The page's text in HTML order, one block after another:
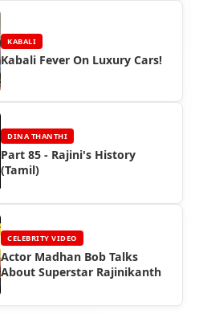
KABALI
Kabali Fever On Luxury Cars!
DINA THANTHI
Part 85 - Rajini's History
(Tamil)
CELEBRITY VIDEO
Actor Madhan Bob Talks
About Superstar Rajinikanth